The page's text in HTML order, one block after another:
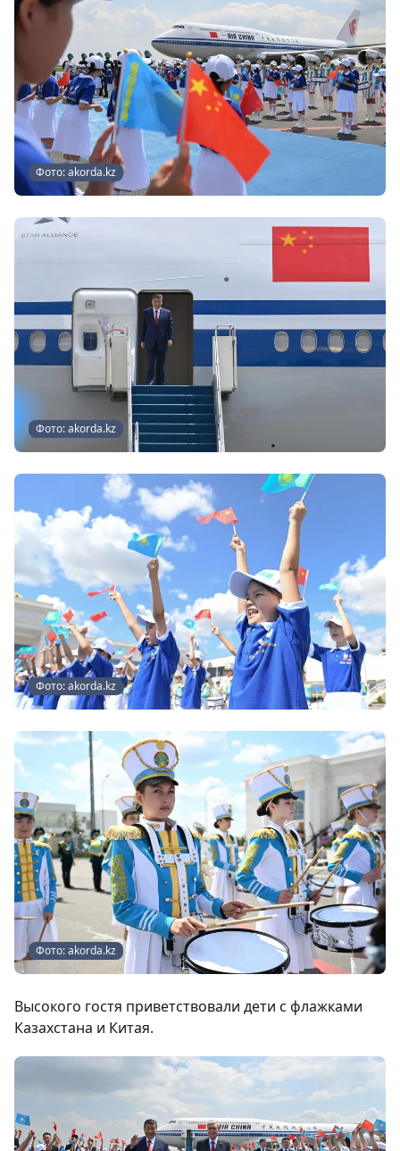
Фото: akorda.kz
Фото: akorda.kz
Фото: akorda.kz
Фото: akorda.kz
Высокого гостя приветствовали дети с флажками
Казахстана и Китая.